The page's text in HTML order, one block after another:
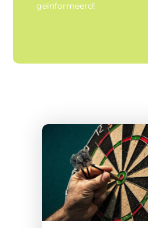
geïnformeerd!